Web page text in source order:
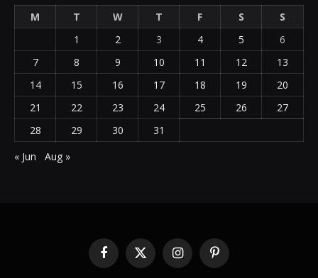
M
T W T F S
S
1
2 3 4 5
6
7
8 9 10 11 12
13
14
15 16 17 18 19
20
21
22 23 24 25 26
27
28
29 30
31
« Jun
Aug »
Facebook
X
(Twitter)
InstagramPinterest